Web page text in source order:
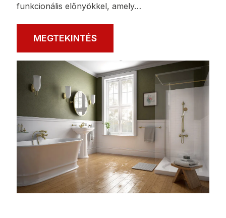
alakú motívumon alapul. A modern formát a
fényes króm-bevonat hangsúlyozza, ezért
egyértelműen megkülönböztető elemei bármely
fürdőszobai berendezésnek. Az enyhén kerek
vonalaknak köszönhetően a kollekció nem
nyomasztó, könnyedséget nyer, és rendkívül
vonzóan néz ki. A GRETA kiváló javaslat az ipari
stílusban berendezett belső terekbe. A sorozat
esztétikai értékei kéz a kézben járnak a
funkcionális előnyökkel, amely…
MEGTEKINTÉS